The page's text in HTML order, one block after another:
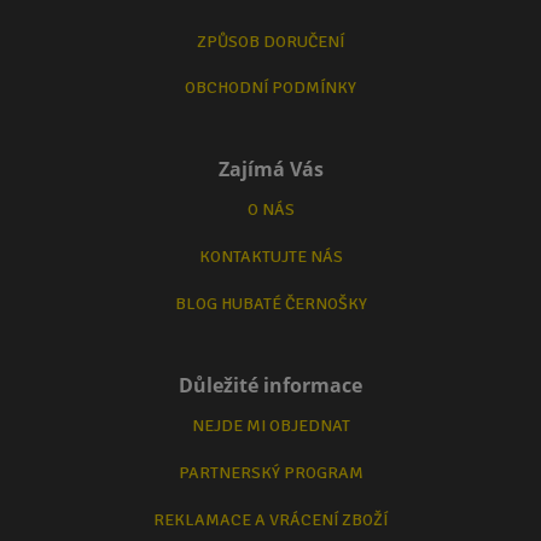
ZPŮSOB DORUČENÍ
OBCHODNÍ PODMÍNKY
Zajímá Vás
O NÁS
KONTAKTUJTE NÁS
BLOG HUBATÉ ČERNOŠKY
Důležité informace
NEJDE MI OBJEDNAT
PARTNERSKÝ PROGRAM
REKLAMACE A VRÁCENÍ ZBOŽÍ